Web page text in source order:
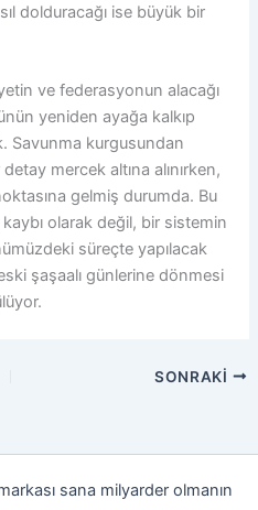
dolduracağı ise büyük bir
ve federasyonun alacağı
yeniden ayağa kalkıp
Savunma kurgusundan
mercek altına alınırken,
gelmiş durumda. Bu
olarak değil, bir sistemin
süreçte yapılacak
şaşaalı günlerine dönmesi
SONRAKI
sana milyarder olmanın